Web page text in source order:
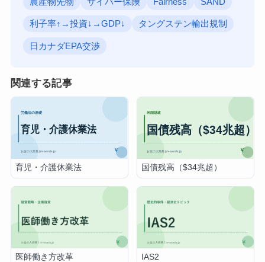
利子率↑→投資↓→GDP↓ タングステン輸出規制
日カナダEPA交渉
関連する記事
育児・介護休業法 国債残高（$34兆超）
医師働き方改革 IAS2